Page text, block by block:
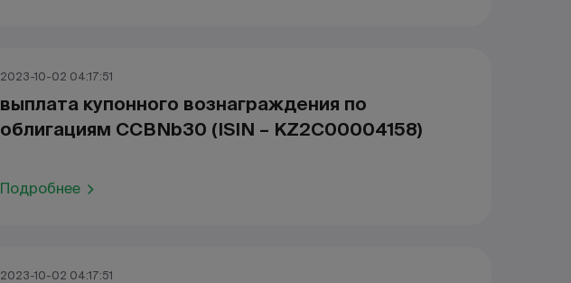
2023-10-02 04:17:51
выплата купонного вознаграждения по
облигациям CCBNb30 (ISIN – KZ2C00004158)
Подробнее
2023-10-02 04:17:51